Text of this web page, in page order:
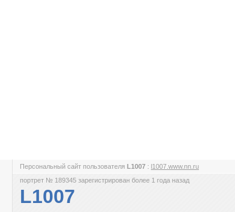
Персональный сайт пользователя L1007 : l1007.www.nn.ru
портрет № 189345 зарегистрирован более 1 года назад
L1007